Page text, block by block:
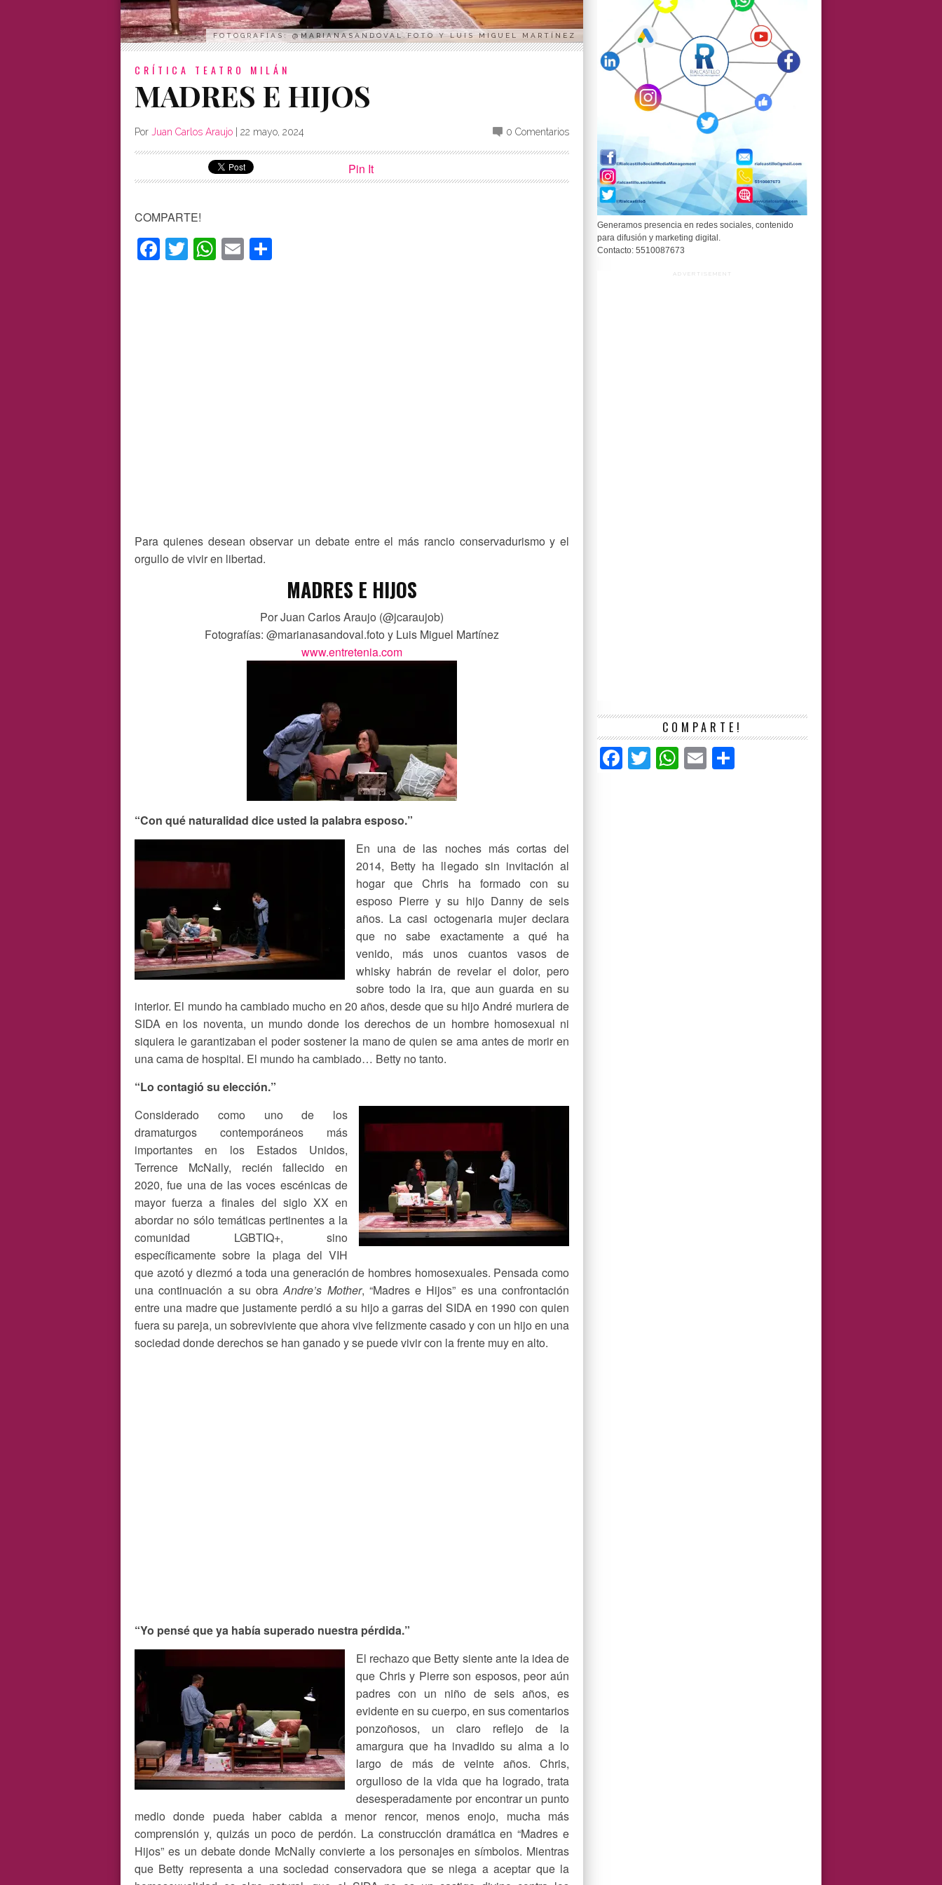
FOTOGRAFÍAS: @MARIANASANDOVAL.FOTO Y LUIS MIGUEL MARTÍNEZ
CRÍTICA TEATRO MILÁN
MADRES E HIJOS
Por Juan Carlos Araujo 22 mayo, 2024 0 Comentarios
Pin It
COMPARTE!
Facebook
Twitter
WhatsApp
Email
Para quienes desean observar un debate entre el más rancio conservadurismo y el
orgullo de vivir en libertad.
MADRES E HIJOS
Por Juan Carlos Araujo (@jcaraujob)
Fotografías: @marianasandoval.foto y Luis Miguel Martínez
www.entretenia.com
“Con qué naturalidad dice usted la palabra esposo.”
En una de las noches más cortas del
2014, Betty ha llegado sin invitación al
hogar que Chris ha formado con su
esposo Pierre y su hijo Danny de seis
años. La casi octogenaria mujer declara
que no sabe exactamente a qué ha
venido, más unos cuantos vasos de
whisky habrán de revelar el dolor, pero
sobre todo la ira, que aun guarda en su
interior. El mundo ha cambiado mucho en 20 años, desde que su hijo André muriera de
SIDA en los noventa, un mundo donde los derechos de un hombre homosexual ni
siquiera le garantizaban el poder sostener la mano de quien se ama antes de morir en
una cama de hospital. El mundo ha cambiado… Betty no tanto.
“Lo contagió su elección.”
Considerado como uno de los
dramaturgos contemporáneos más
importantes en los Estados Unidos,
Terrence McNally, recién fallecido en
2020, fue una de las voces escénicas de
mayor fuerza a finales del siglo XX en
abordar no sólo temáticas pertinentes a la
comunidad LGBTIQ+, sino
específicamente sobre la plaga del VIH
que azotó y diezmó a toda una generación de hombres homosexuales. Pensada como
una continuación a su obraAndre’s Mother, “Madres e Hijos” es una confrontación
entre una madre que justamente perdió a su hijo a garras del SIDA en 1990 con quien
fuera su pareja, un sobreviviente que ahora vive felizmente casado y con un hijo en una
sociedad donde derechos se han ganado y se puede vivir con la frente muy en alto.
“Yo pensé que ya había superado nuestra pérdida.”
El rechazo que Betty siente ante la idea de
que Chris y Pierre son esposos, peor aún
padres con un niño de seis años, es
evidente en su cuerpo, en sus comentarios
ponzoñosos, un claro reflejo de la
amargura que ha invadido su alma a lo
largo de más de veinte años. Chris,
orgulloso de la vida que ha logrado, trata
desesperadamente por encontrar un punto
medio donde pueda haber cabida a menor rencor, menos enojo, mucha más
comprensión y, quizás un poco de perdón. La construcción dramática en “Madres e
Hijos” es un debate donde McNally convierte a los personajes en símbolos. Mientras
que Betty representa a una sociedad conservadora que se niega a aceptar que la
Generamos presencia en redes sociales, contenido
para difusión y marketing digital.
Contacto: 5510087673
ADVERTISEMENT
COMPARTE!
Facebook
TwitterWhatsApp
Email